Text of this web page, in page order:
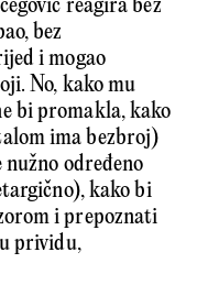
reagira bez
bez
i mogao
No, kako mu
bi promakla, kako
ima bezbroj)
određeno
kako bi
i prepoznati
prividu,